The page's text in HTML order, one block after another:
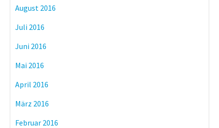
August 2016
Juli 2016
Juni 2016
Mai 2016
April 2016
März 2016
Februar 2016